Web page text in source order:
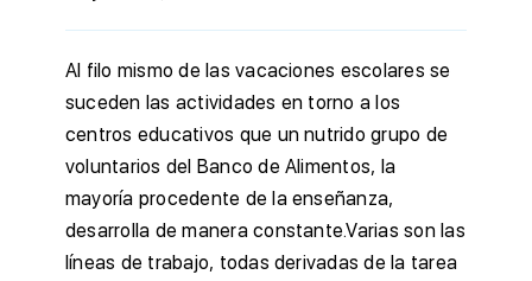
Al filo mismo de las vacaciones escolares se
suceden las actividades en torno a los
centros educativos que un nutrido grupo de
voluntarios del Banco de Alimentos, la
mayoría procedente de la enseñanza,
desarrolla de manera constante.Varias son las
líneas de trabajo, todas derivadas de la tarea